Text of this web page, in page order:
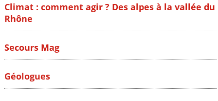
Climat : comment agir ? Des alpes à la vallée du
Rhône
Secours Mag
Géologues